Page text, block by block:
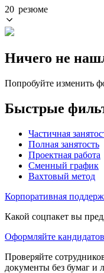
20 резюме
Ничего не
Попробуйте изменить
Быстрые
Частичная
Полная занятость
Проектная работа
Сменный график
Вахтовый метод
Корпоративная
Какой соцпакет вы
Оформляйте
Проверяйте
документы без бумаг и